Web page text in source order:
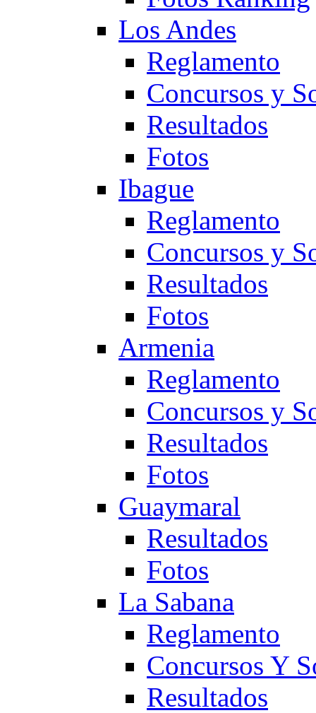
Los Andes
Reglamento
Concursos y
Resultados
Fotos
Ibague
Reglamento
Concursos y
Resultados
Fotos
Armenia
Reglamento
Concursos y
Resultados
Fotos
Guaymaral
Resultados
Fotos
La Sabana
Reglamento
Concursos Y
Resultados